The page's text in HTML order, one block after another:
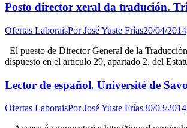
Posto director xeral da tradución.
Ofertas LaboraisPorJosé Yuste Frías20/04/2014
El puesto de Director General de la
dispuesto en el artículo 29, apartado 2, del
Lector de español. Université de
Ofertas LaboraisPorJosé Yuste Frías30/03/2014